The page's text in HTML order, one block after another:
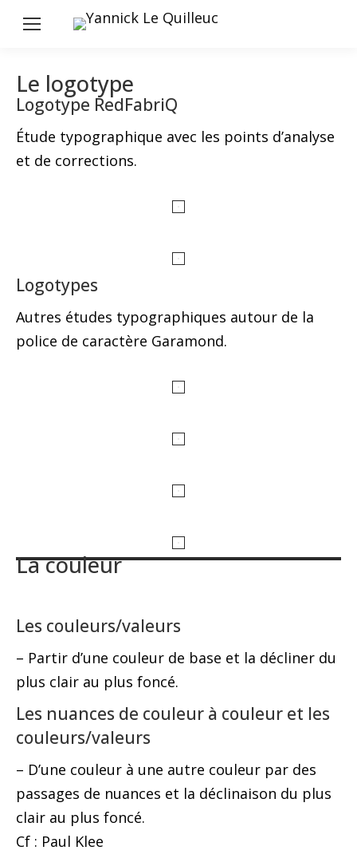
Le logotype
Logotype RedFabriQ
Étude typographique avec les points d’analyse
et de corrections.
Logotypes
Autres études typographiques autour de la
police de caractère Garamond.
La couleur
Les couleurs/valeurs
– Partir d’une couleur de base et la décliner du
plus clair au plus foncé.
Les nuances de couleur à couleur et les
couleurs/valeurs
– D’une couleur à une autre couleur par des
passages de nuances et la déclinaison du plus
clair au plus foncé.
Cf : Paul Klee